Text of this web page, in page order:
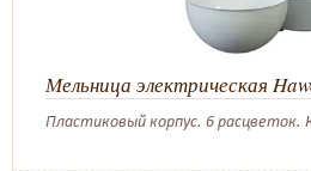
Мельница электрическая
Пластиковый корпус. 6 расцветок.